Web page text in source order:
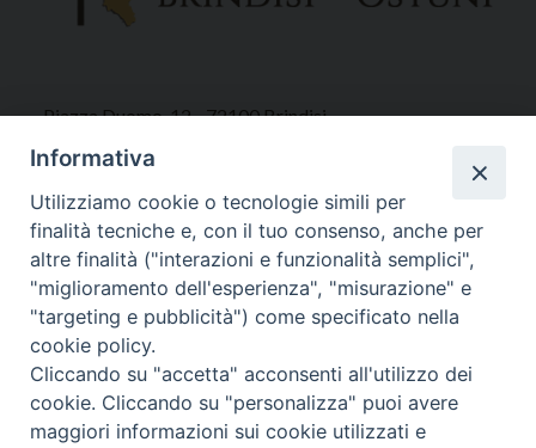
Piazza Duomo, 12 - 72100 Brindisi
Tel 0831.521958
Fax 0831.528315
Orari Curia
Mar. / Mer. / Giov. ore 9 - 13
nei mesi estivi solo Martedì ore 9 - 13
WebMail
Informativa
Utilizziamo cookie o tecnologie simili per
finalità tecniche e, con il tuo consenso, anche per
altre finalità ("interazioni e funzionalità semplici",
"miglioramento dell'esperienza", "misurazione" e
"targeting e pubblicità") come specificato nella
cookie policy.
Cliccando su "accetta" acconsenti all'utilizzo dei
cookie. Cliccando su "personalizza" puoi avere
maggiori informazioni sui cookie utilizzati e